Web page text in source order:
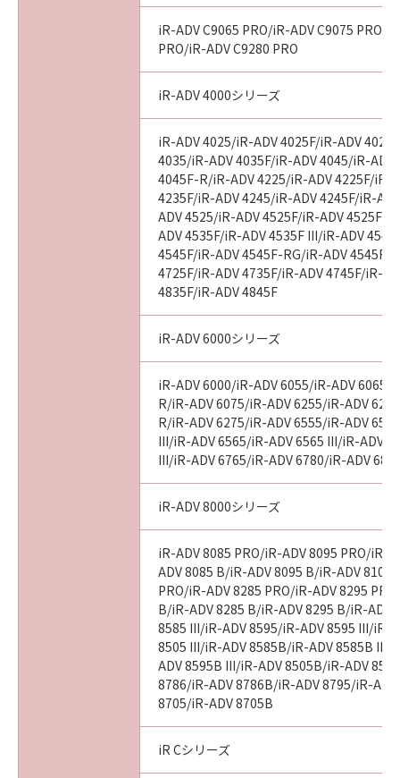
９．U.S. GOVERNMENT RESTRICTED RIGHTS
“米国政府エンドユーザー”とは、米国政府の機
関また団体を意味します。もしお客様が米国政
府エンドユーザーである場合、以下の規定が適
用されます：The Software is a “commercial
item,” as that term is defined at 48 C.F.R.
2.101 (Oct 1995), consisting of “commercial
computer software” and “commercial
computer software documentation,” as such
terms are used in 48 C.F.R. 12.212 (Sept 1995).
Consistent with 48 C.F.R. 12.212 and 48 C.F.R.
227.7202-1 through 227.7202-4 (June 1995),
all U.S. Government End Users shall acquire
the Software with only those rights set forth
herein. Manufacturer is Canon Inc./30-2,
本条項中で使用される"the SOFTWARE"とは、
本契約書中で定義される「本ソフトウェア」を
意味し、指し示すものとします。
１０．分離可能性
本契約書のいずれかの条項またはその一部が法
律により無効となった場合でも、本契約書のそ
れ以外の条項は完全に有効に存続するものとし
キヤノン株式会社
iR-ADV C9065 PRO/iR-ADV C9075 PRO/
PRO/iR-ADV C9280 PRO
iR-ADV 4000シリーズ
iR-ADV 4025/iR-ADV 4025F/iR-ADV
4035/iR-ADV 4035F/iR-ADV 4045/iR-ADV
4045F-R/iR-ADV 4225/iR-ADV 4225F/iR-
4235F/iR-ADV 4245/iR-ADV 4245F/iR-
ADV 4525/iR-ADV 4525F/iR-ADV 4525F
ADV 4535F/iR-ADV 4535F III/iR-ADV
4545F/iR-ADV 4545F-RG/iR-ADV 4545F
4725F/iR-ADV 4735F/iR-ADV 4745F/iR-
4835F/iR-ADV 4845F
iR-ADV 6000シリーズ
iR-ADV 6000/iR-ADV 6055/iR-ADV 6065/
R/iR-ADV 6075/iR-ADV 6255/iR-ADV
R/iR-ADV 6275/iR-ADV 6555/iR-ADV
III/iR-ADV 6565/iR-ADV 6565 III/iR-ADV
III/iR-ADV 6765/iR-ADV 6780/iR-ADV
iR-ADV 8000シリーズ
iR-ADV 8085 PRO/iR-ADV 8095 PRO/iR-
ADV 8085 B/iR-ADV 8095 B/iR-ADV 8105
PRO/iR-ADV 8285 PRO/iR-ADV 8295
B/iR-ADV 8285 B/iR-ADV 8295 B/iR-ADV
8585 III/iR-ADV 8595/iR-ADV 8595 III/iR-
8505 III/iR-ADV 8585B/iR-ADV 8585B III/
ADV 8595B III/iR-ADV 8505B/iR-ADV
8786/iR-ADV 8786B/iR-ADV 8795/iR-
8705/iR-ADV 8705B
iR Cシリーズ